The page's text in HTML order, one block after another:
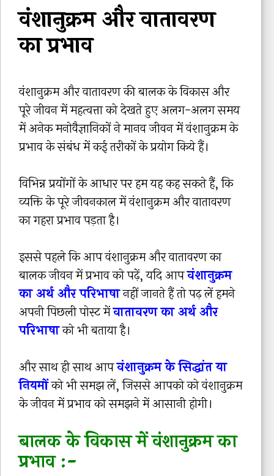
वंशानुक्रम और वातावरण
का प्रभाव
वंशानुक्रम और वातावरण की बालक के विकास और
पूरे जीवन में महत्वत्ता को देखते हुए अलग-अलग समय
में अनेक मनोवैज्ञानिकों ने मानव जीवन में वंशानुक्रम के
प्रभाव के संबंध में कई तरीकों के प्रयोग किये हैं।
विभिन्न प्रयोंगों के आधार पर हम यह कह सकते हैं, कि
व्यक्ति के पूरे जीवनकाल में वंशानुक्रम और वातावरण
का गहरा प्रभाव पड़ता है।
इससे पहले कि आप वंशानुक्रम और वातावरण का
बालक जीवन में प्रभाव को पढ़ें, यदि आपवंशानुक्रम
का अर्थ और परिभाषानहीं जानते हैं तो पढ़ लें हमने
अपनी पिछली पोस्ट मेंवातावरण का अर्थ और
परिभाषाको भी बताया है।
और साथ ही साथ आपवंशानुक्रम के सिद्धांत या
नियमोंको भी समझ लें, जिससे आपको को वंशानुक्रम
के जीवन में प्रभाव को समझने में आसानी होगी।
बालक के विकास में वंशानुक्रम का
प्रभाव :-